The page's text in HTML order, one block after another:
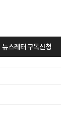
뉴스레터 구독신청